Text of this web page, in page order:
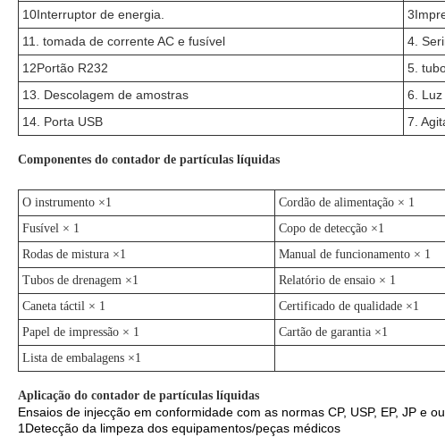
10Interruptor de energia.
11. tomada de corrente AC e fusível
4.
12Portão R232
5.
13. Descolagem de amostras
6.
14. Porta USB
7.
Componentes do contador de partículas líquidas
O instrumento ×1
Cordão de alimentação × 1
Fusível × 1
Copo de detecção ×1
Rodas de mistura ×1
Manual de funcionamento × 1
Tubos de drenagem ×1
Relatório de ensaio × 1
Caneta táctil × 1
Certificado de qualidade ×1
Papel de impressão × 1
Cartão de garantia ×1
Lista de embalagens ×1
Aplicação do contador de partículas líquidas
Ensaios de injecção em conformidade com as normas CP, USP, EP, JP e
1Detecção da limpeza dos equipamentos/peças médicos